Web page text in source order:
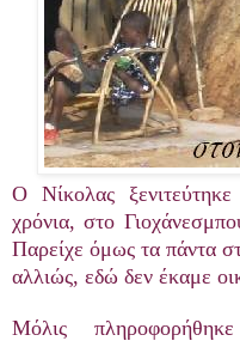
Ο Νίκολας
χρόνια, στο
Παρείχε όμως τα πάντα
αλλιώς, εδώ δεν έκαμε
Μόλις